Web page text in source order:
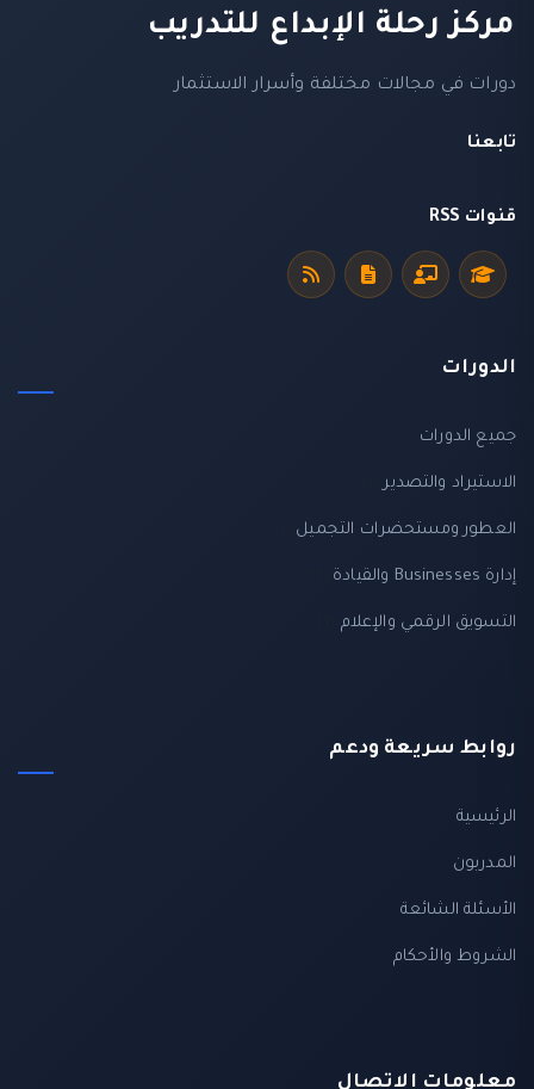
مركز رحلة الإبداع للتدريب
دورات في مجالات مختلفة وأسرار الاستثمار
تابعنا
قنوات RSS
الدورات
جميع الدورات
الاستيراد والتصدير(1)
العطور ومستحضرات التجميل(1)
إدارة Businesses والقيادة (1)
التسويق الرقمي والإعلام(1)
روابط سريعة ودعم
الرئيسية
المدربون
الأسئلة الشائعة
الشروط والأحكام
معلومات الاتصال